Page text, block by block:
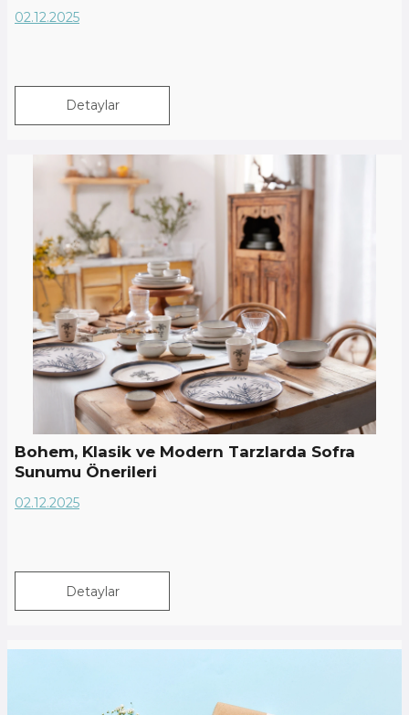
02.12.2025
Detaylar
Bohem, Klasik ve Modern Tarzlarda Sofra
Sunumu Önerileri
02.12.2025
Detaylar